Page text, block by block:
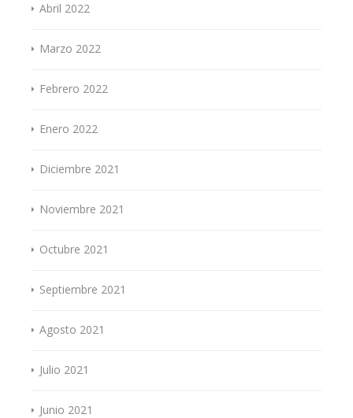
Abril 2022
Marzo 2022
Febrero 2022
Enero 2022
Diciembre 2021
Noviembre 2021
Octubre 2021
Septiembre 2021
Agosto 2021
Julio 2021
Junio 2021